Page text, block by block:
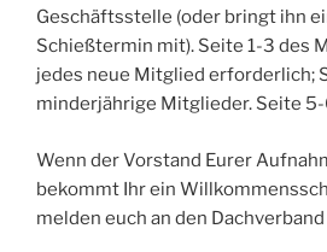
Geschäftsstelle (oder bringt ihn
Schießtermin mit). Seite 1-3 des
jedes neue Mitglied erforderlich;
minderjährige Mitglieder. Seite
Wenn der Vorstand Eurer
bekommt Ihr ein
melden euch an den Dachverband